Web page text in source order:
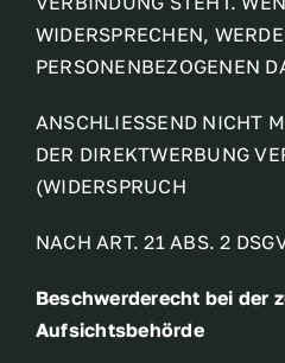
WIDERSPRECHEN,
PERSONENBEZOGENEN
ANSCHLIESSEND NICHT
DER DIREKTWERBUNG
(WIDERSPRUCH
NACH ART. 21 ABS. 2
Beschwerderecht bei der
Aufsichtsbehörde